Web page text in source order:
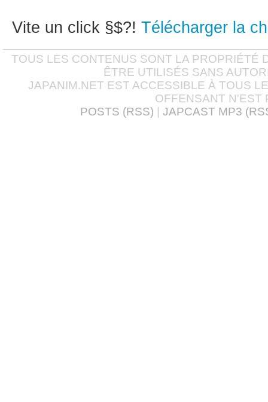
Vite un click §$?! Télécharger la
TOUS LES CONTENUS SONT LA PROPRIÉTÉ
ÊTRE UTILISÉS SANS
JAPANIM.NET EST ACCESSIBLE À TOUS
OFFENSANT N'EST
POSTS (RSS)
JAPCAST MP3